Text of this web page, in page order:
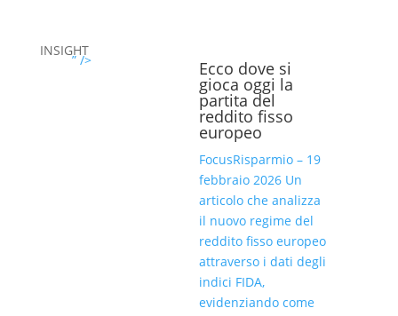
INSIGHT
” /> Ecco dove si
gioca oggi la
partita del
reddito fisso
europeo
FocusRisparmio – 19
febbraio 2026 Un
articolo che analizza
il nuovo regime del
reddito fisso europeo
attraverso i dati degli
indici FIDA,
evidenziando come